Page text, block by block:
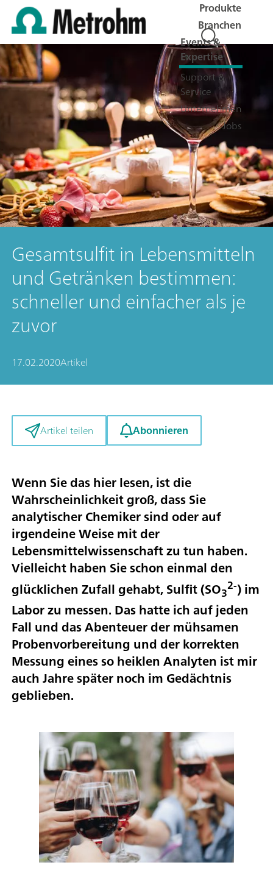
Produkte
Branchen
Events &
Expertise
Support &
Service
Unternehmen
Jobs
Gesamtsulfit in Lebensmitteln
und Getränken bestimmen:
schneller und einfacher als je
zuvor
17.02.2020Artikel
Artikel teilen Abonnieren
Wenn Sie das hier lesen, ist die
Wahrscheinlichkeit groß, dass Sie
analytischer Chemiker sind oder auf
irgendeine Weise mit der
Lebensmittelwissenschaft zu tun haben.
Vielleicht haben Sie schon einmal den
glücklichen Zufall gehabt, Sulfit (SO32-) im
Labor zu messen. Das hatte ich auf jeden
Fall und das Abenteuer der mühsamen
Probenvorbereitung und der korrekten
Messung eines so heiklen Analyten ist mir
auch Jahre später noch im Gedächtnis
geblieben.